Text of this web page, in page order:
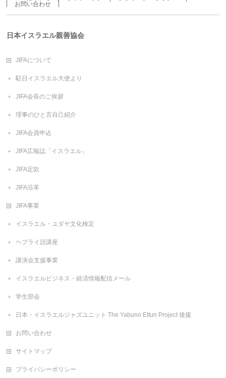
お問い合わせ
日本イスラエル親善協会
JIFAについて
駐日イスラエル大使より
JIFA会長のご挨拶
理事のひと言自己紹介
JIFA会員申込
JIFA広報誌「イスラエル」
JIFA定款
JIFA沿革
JIFA事業
イスラエル・ユダヤ文化検定
ヘブライ語講座
講演会支援事業
イスラエルビジネス・経済情報配信メール
学生部会
日本・イスラエルジャズユニット The Yabuno Ettun Project 後援
お問い合わせ
サイトマップ
プライバシーポリシー